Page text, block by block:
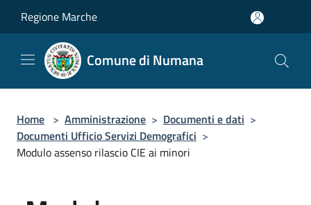
Regione Marche
Comune di Numana
Home > Amministrazione > Documenti e dati >
Documenti Ufficio Servizi Demografici >
Modulo assenso rilascio CIE ai minori